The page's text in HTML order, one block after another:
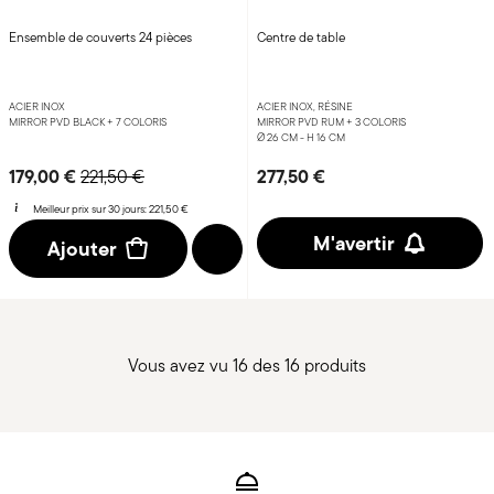
Ensemble de couverts 24 pièces
ACIER INOX
MIRROR PVD BLACK + 7 COLORIS
179,00 €Price reduced from
221,50 €to
Meilleur prix sur 30 jours:221,50 €
Ajouter
Centre de table
ACIER INOX, RÉSINE
MIRROR PVD RUM + 3 COLORIS
Ø 26 CM - H 16 CM
277,50 €
M'avertir
Vous avez vu 16 des 16 produits